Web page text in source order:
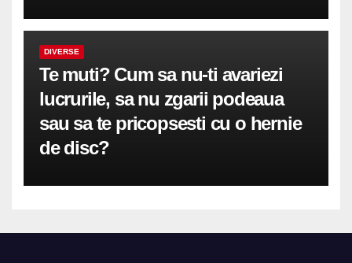
DIVERSE
Te muti? Cum sa nu-ti avariezi
lucrurile, sa nu zgarii podeaua
sau sa te pricopsesti cu o hernie
de disc?